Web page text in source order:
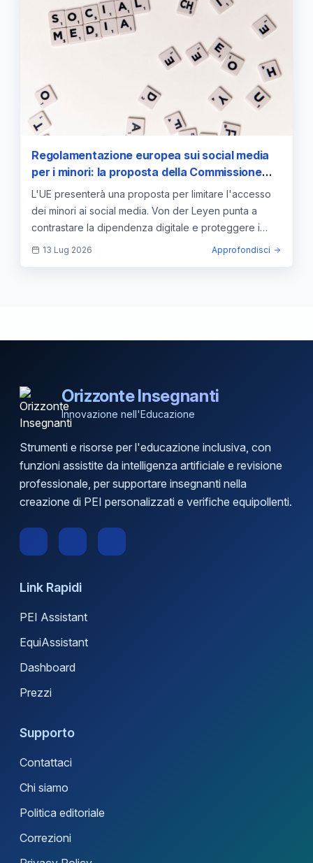
Regolamentazione europea sui social media
per i minori: la proposta della Commissione
per contrastare la dipendenza digitale
L'UE presenterà una proposta per limitare l'accesso
dei minori ai social media. Von der Leyen punta a
contrastare la dipendenza digitale e proteggere i
giovani.
13 Lug 2026 Approfondisci
Orizzonte Insegnanti
Innovazione nell'Educazione
Strumenti e risorse per l'educazione inclusiva, con
funzioni assistite da intelligenza artificiale e revisione
professionale, per supportare insegnanti nella
creazione di PEI personalizzati e verifiche equipollenti.
Link Rapidi
PEI Assistant
EquiAssistant
Dashboard
Prezzi
Supporto
Contattaci
Chi siamo
Politica editoriale
Correzioni